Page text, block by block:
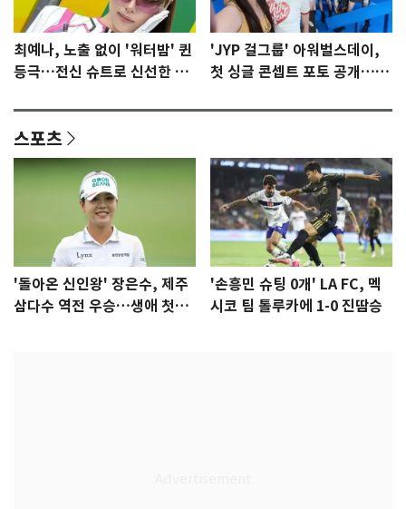
최예나, 노출 없이 '워터밤' 퀸
등극…전신 슈트로 신선한 충
'JYP 걸그룹' 아워벌스데이,
첫 싱글 콘셉트 포토 공개…청
스포츠
'돌아온 신인왕' 장은수, 제주
삼다수 역전 우승…생애 첫승
'손흥민 슈팅 0개' LA FC, 멕
시코 팀 톨루카에 1-0 진땀승